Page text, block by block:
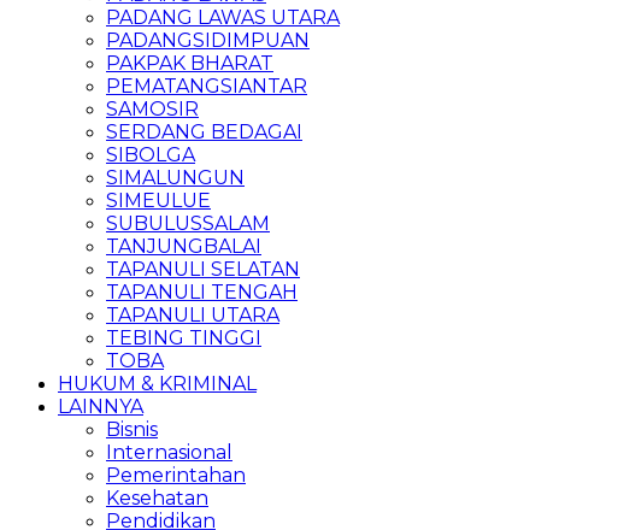
PADANG LAWAS UTARA
PADANGSIDIMPUAN
PAKPAK BHARAT
PEMATANGSIANTAR
SAMOSIR
SERDANG BEDAGAI
SIBOLGA
SIMALUNGUN
SIMEULUE
SUBULUSSALAM
TANJUNGBALAI
TAPANULI SELATAN
TAPANULI TENGAH
TAPANULI UTARA
TEBING TINGGI
TOBA
HUKUM & KRIMINAL
LAINNYA
Bisnis
Internasional
Pemerintahan
Kesehatan
Pendidikan